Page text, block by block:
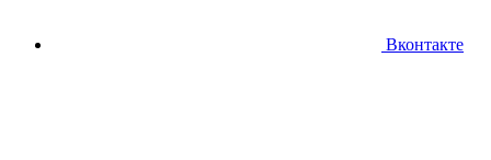
Вконтакте